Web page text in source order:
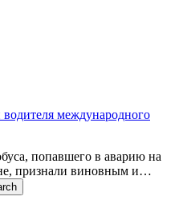
международного
попавшего в аварию на
признали виновным и…